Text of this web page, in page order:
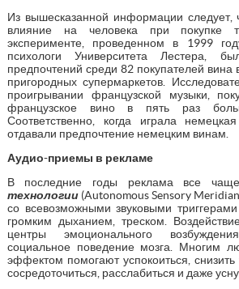
Из вышесказанной информации следует,
влияние на человека при покупке
эксперименте, проведенном в 1999
психологи Университета Лестера,
предпочтений среди 82 покупателей вина
пригородных супермаркетов.
проигрывании французской музыки,
французское вино в пять раз
Соответственно, когда играла
отдавали предпочтение немецким винам.
Аудио-приемы в рекламе
В последние годы реклама все чаще
технологии(Autonomous Sensory Meridian
со всевозможными звуковыми
громким дыханием, треском.
центры эмоционального
социальное поведение мозга. Многим
эффектом помогают успокоиться, снизить
сосредоточиться, расслабиться и даже